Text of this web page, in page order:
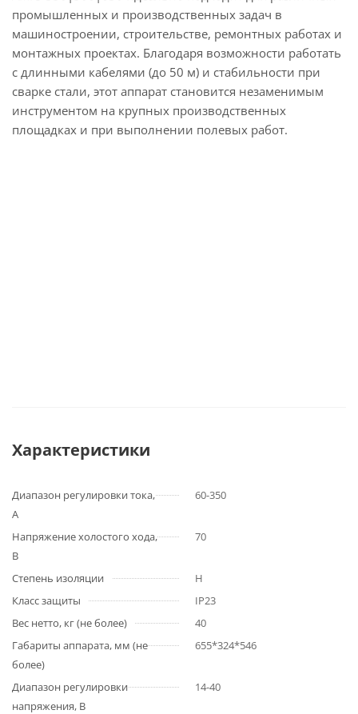
промышленных и производственных задач в
машиностроении, строительстве, ремонтных работах и
монтажных проектах. Благодаря возможности работать
с длинными кабелями (до 50 м) и стабильности при
сварке стали, этот аппарат становится незаменимым
инструментом на крупных производственных
площадках и при выполнении полевых работ.
Характеристики
Диапазон регулировки тока,
А
60-350
Напряжение холостого хода,
В
70
Степень изоляции
H
Класс защиты
IP23
Вес нетто, кг (не более)
40
Габариты аппарата, мм (не
более)
655*324*546
Диапазон регулировки
напряжения, B
14-40